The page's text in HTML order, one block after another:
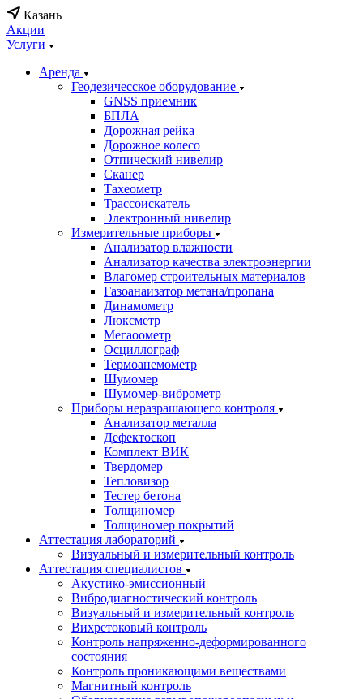
Казань
Акции
Услуги
Аренда
Геодезичесское оборудование
GNSS приемник
БПЛА
Дорожная рейка
Дорожное колесо
Отпический нивелир
Сканер
Тахеометр
Трассоискатель
Электронный нивелир
Измерительные приборы
Анализатор влажности
Анализатор качества электроэнергии
Влагомер строительных материалов
Газоанаизатор метана/пропана
Динамометр
Люксметр
Мегаоометр
Осциллограф
Термоанемометр
Шумомер
Шумомер-виброметр
Приборы неразрашающего контроля
Анализатор металла
Дефектоскоп
Комплект ВИК
Твердомер
Тепловизор
Тестер бетона
Толщиномер
Толщиномер покрытий
Аттестация лабораторий
Визуальный и измерительный контроль
Аттестация специалистов
Акустико-эмиссионный
Вибродиагностический контроль
Визуальный и измерительный контроль
Вихретоковый контроль
Контроль напряженно-деформированного
состояния
Контроль проникающими веществами
Магнитный контроль